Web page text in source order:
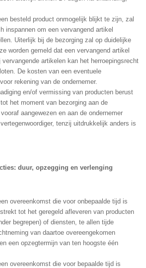
besteld product onmogelijk blijkt te zijn, zal
inspannen om een vervangend artikel
Uiterlijk bij de bezorging zal op duidelijke
worden gemeld dat een vervangend artikel
artikelen kan het herroepingsrecht
De kosten van een eventuele
rekening van de ondernemer.
en/of vermissing van producten berust
het moment van bezorging aan de
aangewezen en aan de ondernemer
tenzij uitdrukkelijk anders is
duur, opzegging en verlenging
overeenkomst die voor onbepaalde tijd is
tot het geregeld afleveren van producten
begrepen) of diensten, te allen tijde
van daartoe overeengekomen
een opzegtermijn van ten hoogste één
overeenkomst die voor bepaalde tijd is